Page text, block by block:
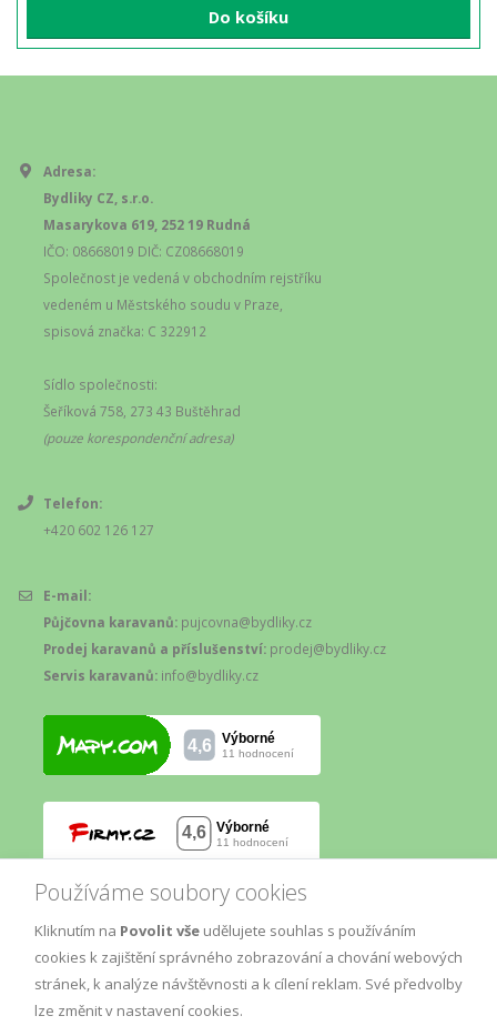
Používáme soubory cookies
Kliknutím na Povolit vše udělujete souhlas s používáním
cookies k zajištění správného zobrazování a chování webových
stránek, k analýze návštěvnosti a k cílení reklam. Své předvolby
lze změnit v nastavení cookies.
Do košíku
Adresa:
Bydliky CZ, s.r.o.
Masarykova 619, 252 19 Rudná
IČO: 08668019 DIČ: CZ08668019
Společnost je vedená v obchodním rejstříku
vedeném u Městského soudu v Praze,
spisová značka: C 322912
Sídlo společnosti:
Šeříková 758, 273 43 Buštěhrad
(pouze korespondenční adresa)
Telefon:
+420 602 126 127
E-mail:
Půjčovna karavanů: pujcovna@bydliky.cz
Prodej karavanů a příslušenství: prodej@bydliky.cz
Servis karavanů: info@bydliky.cz